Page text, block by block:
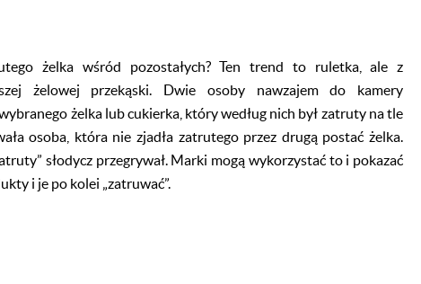
żelka wśród pozostałych? Ten trend to ruletka, ale z
żelowej przekąski. Dwie osoby nawzajem do kamery
żelka lub cukierka, który według nich był zatruty na tle
osoba, która nie zjadła zatrutego przez drugą postać żelka.
słodycz przegrywał. Marki mogą wykorzystać to i pokazać
i je po kolei „zatruwać”.